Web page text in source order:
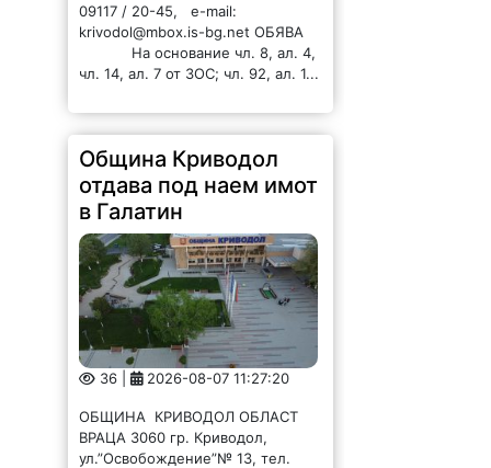
Община Криводол
отдава под наем имот
в Галатин
36 | 2026-08-07 11:27:20
ОБЩИНА КРИВОДОЛ ОБЛАСТ
ВРАЦА 3060 гр. Криводол,
ул.”Освобождение”№ 13, тел.
09117 / 20-45, e-mail:
krivodol@dir.bg ОБЯВА На
основание чл. 8, ал. 4, чл. 14, ал.